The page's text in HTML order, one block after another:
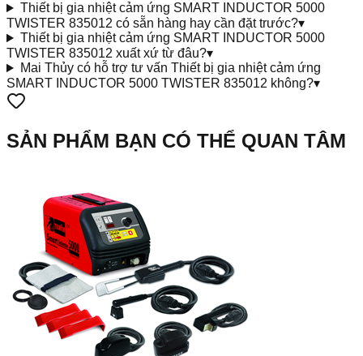
Thiết bị gia nhiệt cảm ứng SMART INDUCTOR 5000
TWISTER 835012 có sẵn hàng hay cần đặt trước?▾
Thiết bị gia nhiệt cảm ứng SMART INDUCTOR 5000
TWISTER 835012 xuất xứ từ đâu?▾
Mai Thủy có hỗ trợ tư vấn Thiết bị gia nhiệt cảm ứng
SMART INDUCTOR 5000 TWISTER 835012 không?▾
SẢN PHẨM BẠN CÓ THỂ QUAN TÂM